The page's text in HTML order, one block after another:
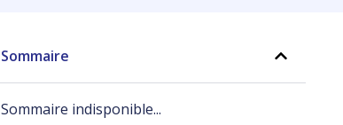
Sommaire
Sommaire indisponible...